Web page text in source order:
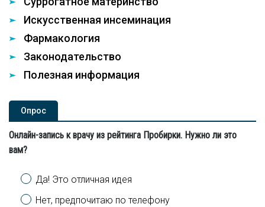
Искусственная инсеминация
Фармакология
Законодательство
Полезная информация
Опроc
Онлайн-запись к врачу из рейтинга Пробирки. Нужно ли это
вам?
Варианты
Да! Это отличная идея
Нет, предпочитаю по телефону